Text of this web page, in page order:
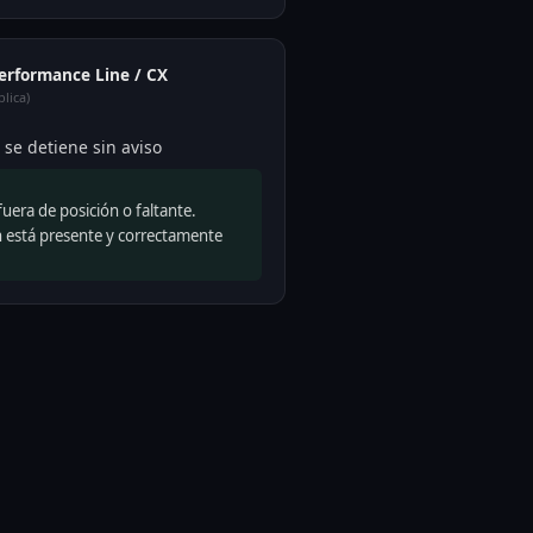
Line / CX
detiene sin aviso
de posición o faltante.
presente y correctamente